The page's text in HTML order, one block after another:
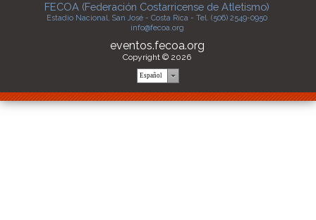
FECOA (Federación Costarricense de Atletismo)
Estadio Nacional, San José - Costa Rica - Tel. (506) 2549-0950
info@fecoa.org
eventos.fecoa.org
Copyright © 2026